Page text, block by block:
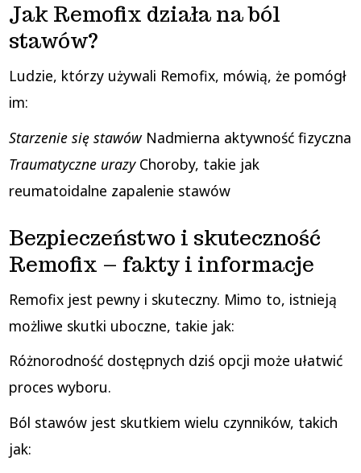
Jak Remofix działa na ból
stawów?
Ludzie, którzy używali Remofix, mówią, że pomógł
im:
Starzenie się stawów Nadmierna aktywność fizyczna
Traumatyczne urazy Choroby, takie jak
reumatoidalne zapalenie stawów
Bezpieczeństwo i skuteczność
Remofix – fakty i informacje
Remofix jest pewny i skuteczny. Mimo to, istnieją
możliwe skutki uboczne, takie jak:
Różnorodność dostępnych dziś opcji może ułatwić
proces wyboru.
Ból stawów jest skutkiem wielu czynników, takich
jak: